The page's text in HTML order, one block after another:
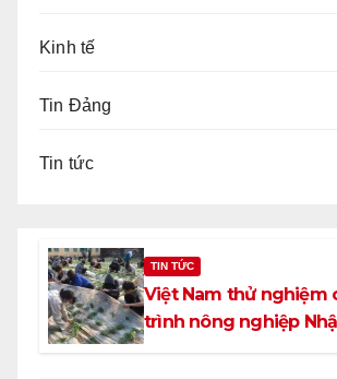
Kinh tế
Tin Đảng
Tin tức
TIN TỨC
Việt Nam thử nghiệm
trình nông nghiệp